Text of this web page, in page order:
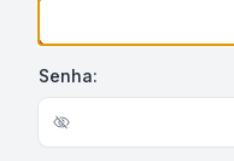
Senha:
Show/hide password